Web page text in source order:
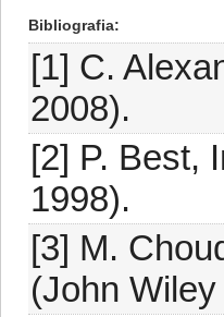
Bibliografia
[1] C.
2008).
[2] P. Best,
1998).
[3] M.
(John